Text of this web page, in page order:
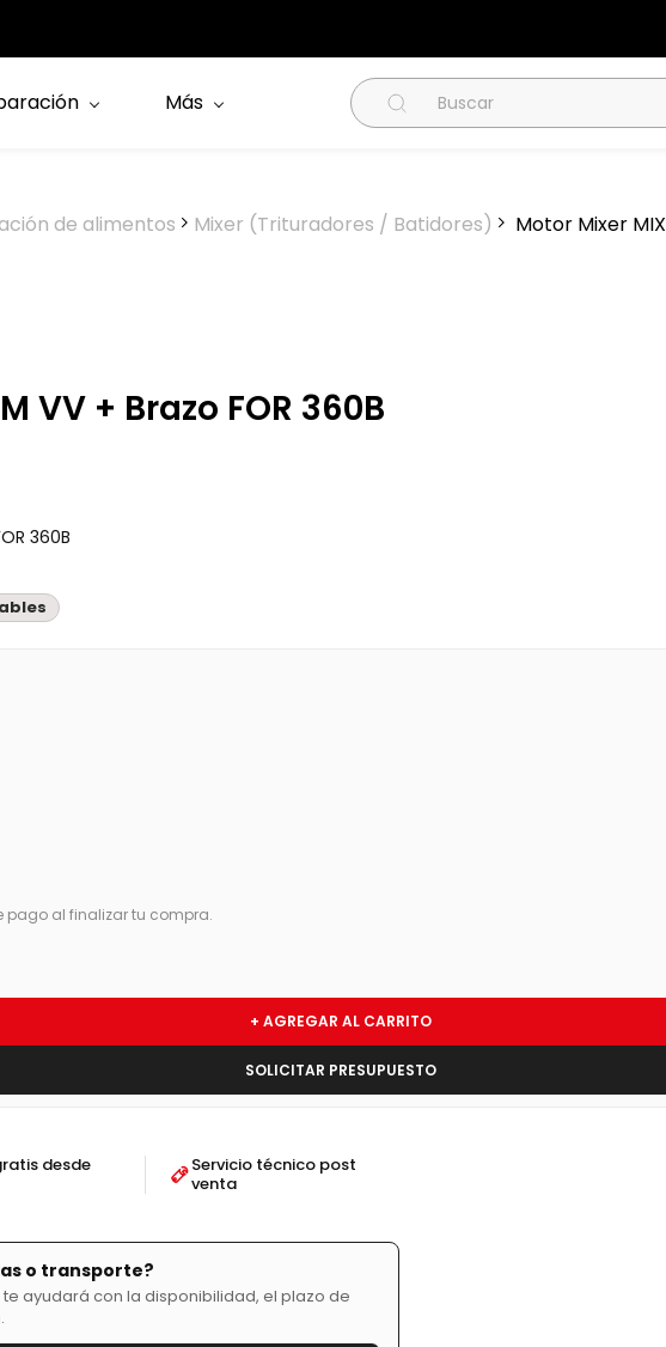
Más
de alimentos Mixer (Trituradores / Batidores) Motor Mixer
VV + Brazo FOR 360B
360B
pago al finalizar tu compra.
+ AGREGAR AL CARRITO
SOLICITAR PRESUPUESTO
desde
Servicio técnico post
venta
o transporte?
ayudará con la disponibilidad, el plazo de